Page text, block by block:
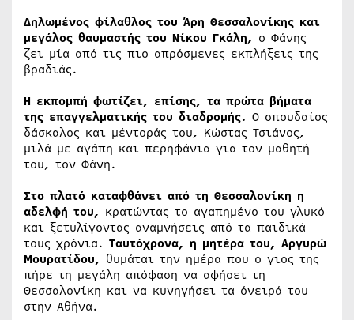
Δηλωμένος φίλαθλος του Άρη Θεσσαλονίκης και
μεγάλος θαυμαστής του Νίκου Γκάλη, ο Φάνης
ζει μία από τις πιο απρόσμενες εκπλήξεις της
βραδιάς.
Η εκπομπή φωτίζει, επίσης, τα πρώτα βήματα
της επαγγελματικής του διαδρομής. Ο σπουδαίος
δάσκαλος και μέντοράς του, Κώστας Τσιάνος,
μιλά με αγάπη και περηφάνια για τον μαθητή
του, τον Φάνη.
Στο πλατό καταφθάνει από τη Θεσσαλονίκη η
αδελφή του, κρατώντας το αγαπημένο του γλυκό
και ξετυλίγοντας αναμνήσεις από τα παιδικά
τους χρόνια. Ταυτόχρονα, η μητέρα του, Αργυρώ
Μουρατίδου, θυμάται την ημέρα που ο γιος της
πήρε τη μεγάλη απόφαση να αφήσει τη
Θεσσαλονίκη και να κυνηγήσει τα όνειρά του
στην Αθήνα.